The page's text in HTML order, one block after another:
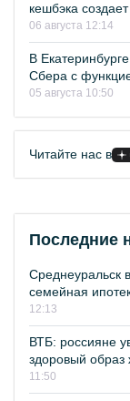
кешбэка
06 августа 12:14
В
Сбера с
05 августа 10:50
Читайте нас в
Последние
Среднеуральск
семейная
12:13
ВТБ: россияне
здоровый образ
11:50